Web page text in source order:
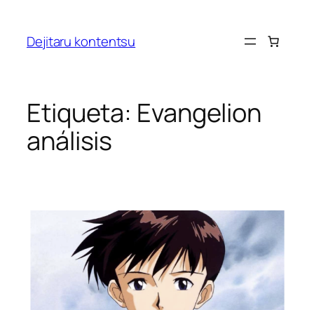
contenido
Dejitaru kontentsu
Etiqueta: Evangelion
análisis